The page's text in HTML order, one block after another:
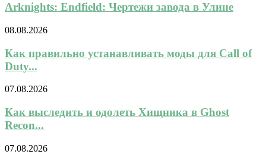
Arknights: Endfield: Чертежи завода в Улине
08.08.2026
Как правильно устанавливать моды для Call of
Duty...
07.08.2026
Как выследить и одолеть Хищника в Ghost
Recon...
07.08.2026